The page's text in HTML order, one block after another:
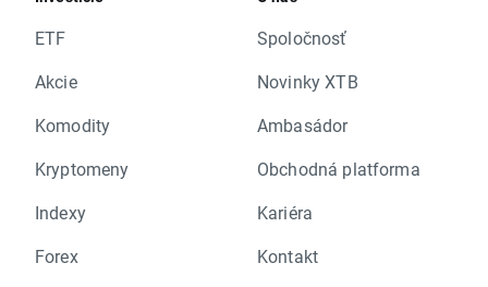
ETF
Akcie
Komodity
Kryptomeny
Indexy
Forex
Spoločnosť
Novinky XTB
Ambasádor
Obchodná platforma
Kariéra
Kontakt